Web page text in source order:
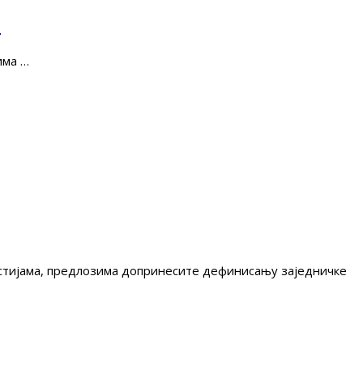
…
предлозима допринесите дефинисању заједничке